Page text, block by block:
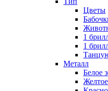
Цветы
1
1
Металл
Белое